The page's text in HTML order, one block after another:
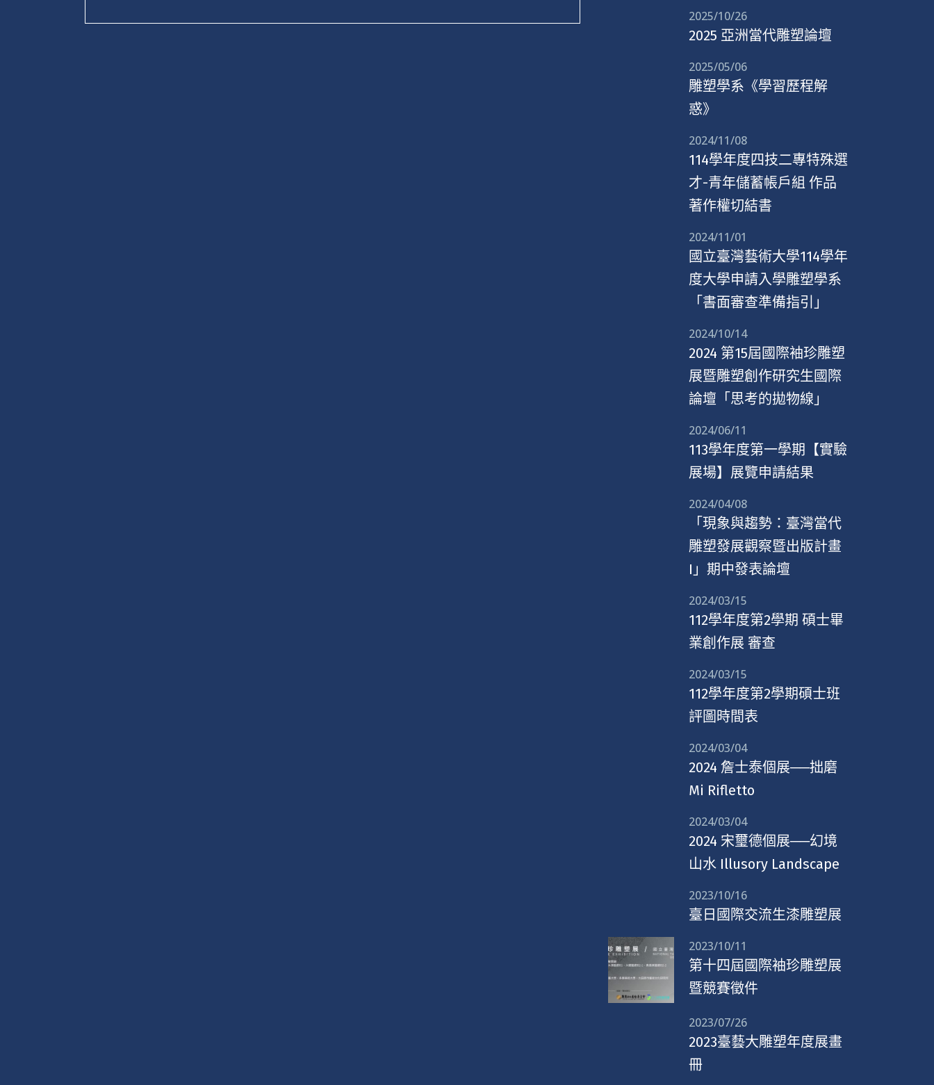
2025/10/26
2025 亞洲當代雕塑論壇
2025/05/06
雕塑學系《學習歷程解
惑》
2024/11/08
114學年度四技二專特殊選
才-青年儲蓄帳戶組 作品
著作權切結書
2024/11/01
國立臺灣藝術大學114學年
度大學申請入學雕塑學系
「書面審查準備指引」
2024/10/14
2024 第15屆國際袖珍雕塑
展暨雕塑創作研究生國際
論壇「思考的拋物線」
2024/06/11
113學年度第一學期【實驗
展場】展覽申請結果
2024/04/08
「現象與趨勢：臺灣當代
雕塑發展觀察暨出版計畫
I」期中發表論壇
2024/03/15
112學年度第2學期 碩士畢
業創作展 審查
2024/03/15
112學年度第2學期碩士班
評圖時間表
2024/03/04
2024 詹士泰個展──拙磨
Mi Rifletto
2024/03/04
2024 宋璽德個展──幻境
山水 Illusory Landscape
2023/10/16
臺日國際交流生漆雕塑展
2023/10/11
第十四屆國際袖珍雕塑展
暨競賽徵件
2023/07/26
2023臺藝大雕塑年度展畫
冊